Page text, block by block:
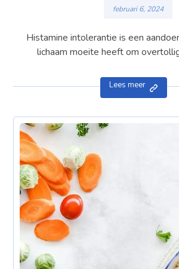
februari 6, 2024
Histamine intolerantie is een
lichaam moeite heeft om
Lees meer